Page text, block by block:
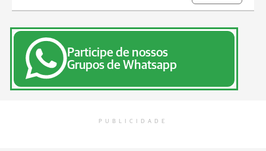
Participe de nossos
Grupos de Whatsapp
PUBLICIDADE